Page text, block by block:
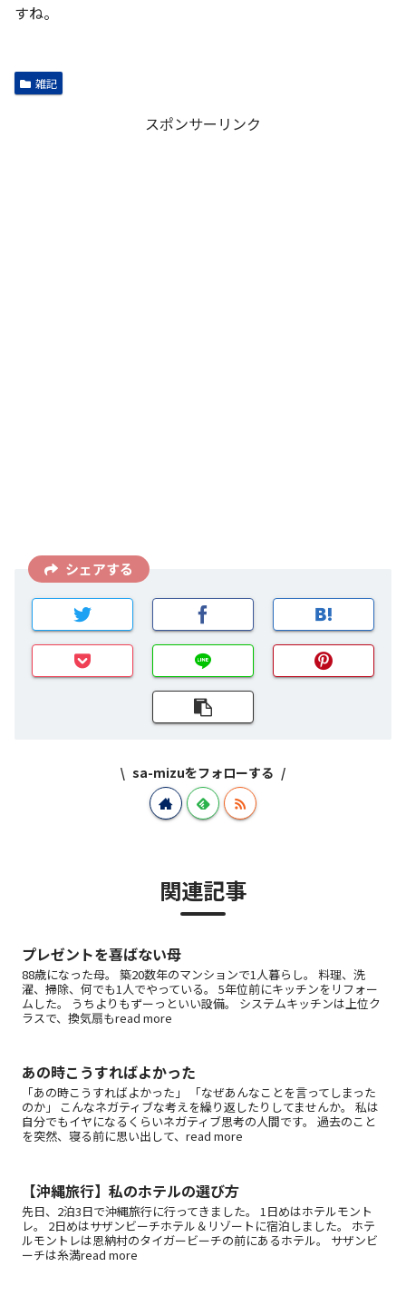
すね。
雑記
スポンサーリンク
シェアする
sa-mizuをフォローする
関連記事
プレゼントを喜ばない母
88歳になった母。 築20数年のマンションで1人暮らし。 料理、洗
濯、掃除、何でも1人でやっている。 5年位前にキッチンをリフォー
ムした。 うちよりもずーっといい設備。 システムキッチンは上位ク
ラスで、換気扇もread more
あの時こうすればよかった
「あの時こうすればよかった」 「なぜあんなことを言ってしまった
のか」 こんなネガティブな考えを繰り返したりしてませんか。 私は
自分でもイヤになるくらいネガティブ思考の人間です。 過去のこと
を突然、寝る前に思い出して、read more
【沖縄旅行】私のホテルの選び方
先日、2泊3日で沖縄旅行に行ってきました。 1日めはホテルモント
レ。 2日めはサザンビーチホテル＆リゾートに宿泊しました。 ホテ
ルモントレは恩納村のタイガービーチの前にあるホテル。 サザンビ
ーチは糸満read more